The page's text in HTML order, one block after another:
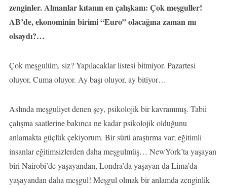
zenginler. Almanlar kıtanın en çalışkanı: Çok meşguller!
AB’de, ekonominin birimi “Euro” olacağına zaman mı
olsaydı?…
Çok meşgulüm, siz? Yapılacaklar listesi bitmiyor. Pazartesi
oluyor, Cuma oluyor. Ay başı oluyor, ay bitiyor…
Aslında meşguliyet denen şey, psikolojik bir kavrammış. Tabii
çalışma saatlerine bakınca ne kadar psikolojik olduğunu
anlamakta güçlük çekiyorum. Bir sürü araştırma var; eğitimli
insanlar eğitimsizlerden daha meşgulmüş… NewYork’ta yaşayan
biri Nairobi’de yaşayandan, Londra’da yaşayan da Lima’da
yaşayandan daha meşgul! Meşgul olmak bir anlamda zenginlik